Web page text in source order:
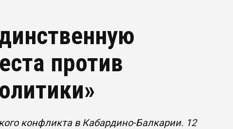
против
конфликта в Кабардино-Балкарии. 12